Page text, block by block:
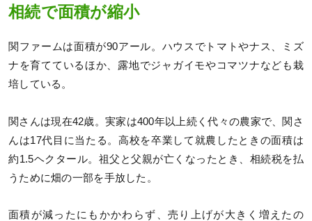
相続で面積が縮小
関ファームは面積が90アール。ハウスでトマトやナス、ミズ
ナを育てているほか、露地でジャガイモやコマツナなども栽
培している。
関さんは現在42歳。実家は400年以上続く代々の農家で、関さ
んは17代目に当たる。高校を卒業して就農したときの面積は
約1.5ヘクタール。祖父と父親が亡くなったとき、相続税を払
うために畑の一部を手放した。
面積が減ったにもかかわらず、売り上げが大きく増えたの